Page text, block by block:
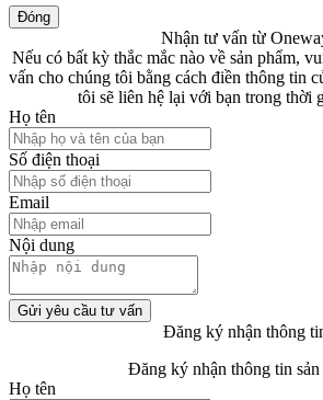
Đóng
Nhận tư vấn từ
Nếu có bất kỳ thắc mắc nào về sản phẩm,
vấn cho chúng tôi bằng cách điền thông tin
tôi sẽ liên hệ lại với bạn trong thời
Họ tên
Số điện thoại
Email
Nội dung
Gửi yêu cầu tư vấn
Đăng ký nhận thông
Đăng ký nhận thông tin sản
Họ tên